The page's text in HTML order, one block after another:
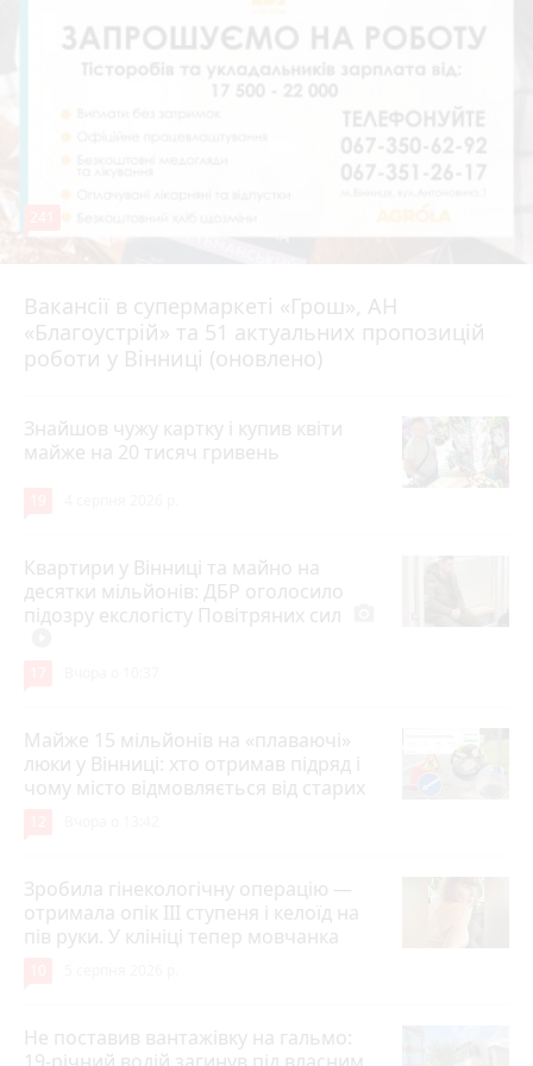
Вакансії в супермаркеті «Грош», АН
«Благоустрій» та 51 актуальних пропозицій
роботи у Вінниці (оновлено)
4 серпня 2026 р.
Знайшов чужу картку і купив квіти
майже на 20 тисяч гривень
Квартири у Вінниці та майно на
десятки мільйонів: ДБР оголосило
підозру екслогісту Повітряних сил
Майже 15 мільйонів на «плаваючі»
люки у Вінниці: хто отримав підряд і
чому місто відмовляється від старих
Зробила гінекологічну операцію —
отримала опік ІІІ ступеня і келоїд на
пів руки. У клініці тепер мовчанка
Не поставив вантажівку на гальмо: